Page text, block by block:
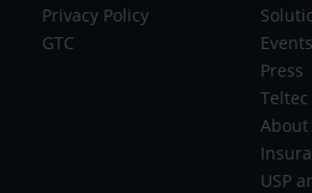
Privacy Policy
GTC
Press
About
USP